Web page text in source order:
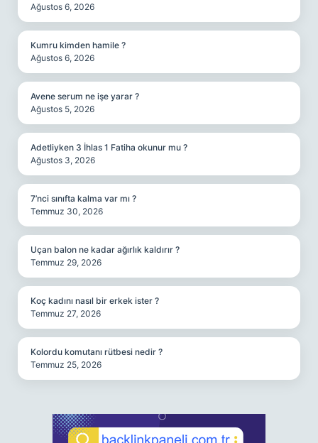
Ağustos 6, 2026
Kumru kimden hamile ?
Ağustos 6, 2026
Avene serum ne işe yarar ?
Ağustos 5, 2026
Adetliyken 3 İhlas 1 Fatiha okunur mu ?
Ağustos 3, 2026
7’nci sınıfta kalma var mı ?
Temmuz 30, 2026
Uçan balon ne kadar ağırlık kaldırır ?
Temmuz 29, 2026
Koç kadını nasıl bir erkek ister ?
Temmuz 27, 2026
Kolordu komutanı rütbesi nedir ?
Temmuz 25, 2026